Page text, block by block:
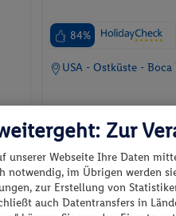
84%
USA - Ostküste - Boca
20.09.2026 - 25.09.2026
Cloister Standard Room
Zur
unserer Webseite Ihre Daten
notwendig, im Übrigen werden
zur Erstellung von
auch Datentransfers in